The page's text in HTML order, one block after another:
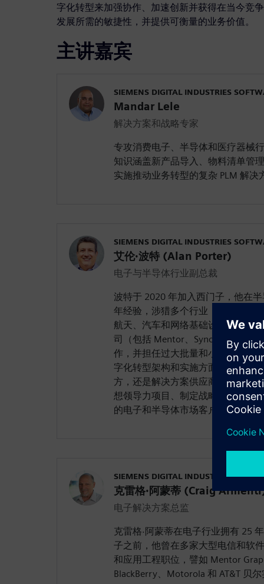
字化转型来加强协作、加速创新并获得在当今竞
发展所需的敏捷性，并提供可衡量的业务价值。
主讲嘉宾
SIEMENS DIGITAL INDUSTRIES
Mandar Lele
解决方案和战略专家
专攻消费电子、半导体和医疗器械
知识涵盖新产品导入、物料清单管
实施推动业务转型的复杂 PLM 解
SIEMENS DIGITAL INDUSTRIES
艾伦·波特 (Alan Porter)
电子与半导体行业副总裁
波特于 2020 年加入西门子，他在
年经验，涉猎多个行业，其中包括
航天、汽车和网络基础设施。他曾
司（包括 Mentor、Synopsys 和
作，并担任过大批量和小批量产品
字化转型架构和实施方面拥有丰富
方，还是解决方案供应商一方。波
想领导力项目、制定战略、推动具
的电子和半导体市场客户确定具体
SIEMENS DIGITAL INDUSTRIES
克雷格·阿蒙蒂 (Craig
电子解决方案总监
克雷格·阿蒙蒂在电子行业拥有 25
子之前，他曾在多家大型电信和软
和应用工程职位，譬如 Mentor
BlackBerry、Motorola 和 AT&T 贝